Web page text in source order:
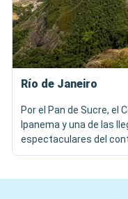
Río de Janeiro
Por el Pan de Sucre, el
Ipanema y una de las
espectaculares del